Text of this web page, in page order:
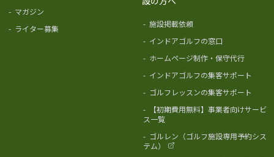
- マガジン
- ライター募集 - 施設掲載依頼
- インドアゴルフの窓口
- ホームページ制作・保守代行
- インドアゴルフの集客サポート
- ゴルフレッスンの集客サポート
-
【初期費用無料】事業者向けサービ
ス一覧
- ゴルレン（ゴルフ施設専用予約シス
テム）